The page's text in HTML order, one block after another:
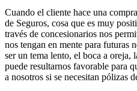
Cuando el cliente hace una
de Seguros, cosa que es muy
través de concesionarios nos
nos tengan en mente para futuras
ser un tema lento, el boca a oreja,
puede resultarnos favorable para
a nosotros si se necesitan pólizas